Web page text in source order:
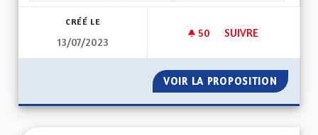
CRÉÉ LE
13/07/2023
50 50 ABONNÉS
SUIVRE
VOIR LA PROPOSITION TOITS